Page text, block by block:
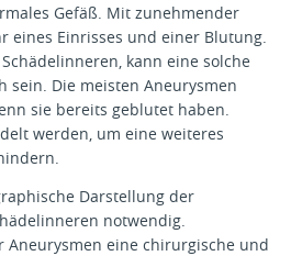
Gefäß. Mit zunehmender
eines Einrisses und einer Blutung.
kann eine solche
sein. Die meisten Aneurysmen
sie bereits geblutet haben.
werden, um eine weiteres
Darstellung der
notwendig.
Aneurysmen eine chirurgische und